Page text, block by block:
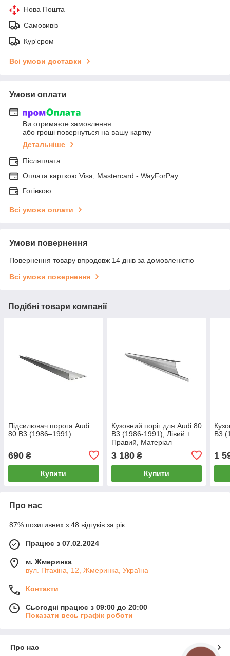
Нова Пошта
Самовивіз
Кур'єром
Всі умови доставки
Умови оплати
Ви отримаєте замовлення
або гроші повернуться на вашу картку
Детальніше
Післяплата
Оплата карткою Visa, Mastercard - WayForPay
Готівкою
Всі умови оплати
Умови повернення
Повернення товару впродовж 14 днів за домовленістю
Всі умови повернення
Подібні товари компанії
Підсилювач порога Audi
80 B3 (1986–1991)
690 ₴
Купити
Кузовний поріг для Audi 80
B3 (1986-1991), Лівий +
Правий, Матеріал —
Оцинкована сталь 1.2 mm
3 180₴
Купити
B3
1
Про нас
87% позитивних з 48 відгуків за рік
Працює з 07.02.2024
м. Жмеринка
вул. Птахіна, 12, Жмеринка, Україна
Контакти
Сьогодні працює з 09:00 до 20:00
Показати весь графік роботи
Про нас